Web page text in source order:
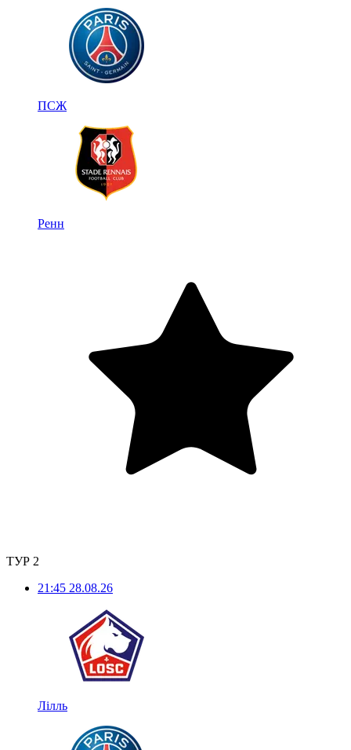
ПСЖ
Ренн
ТУР 2
21:45 28.08.26
Лілль